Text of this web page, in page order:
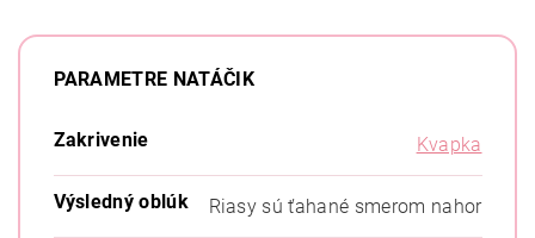
PARAMETRE NATÁČIK
Zakrivenie Kvapka
Výsledný oblúk Riasy sú ťahané smerom nahor